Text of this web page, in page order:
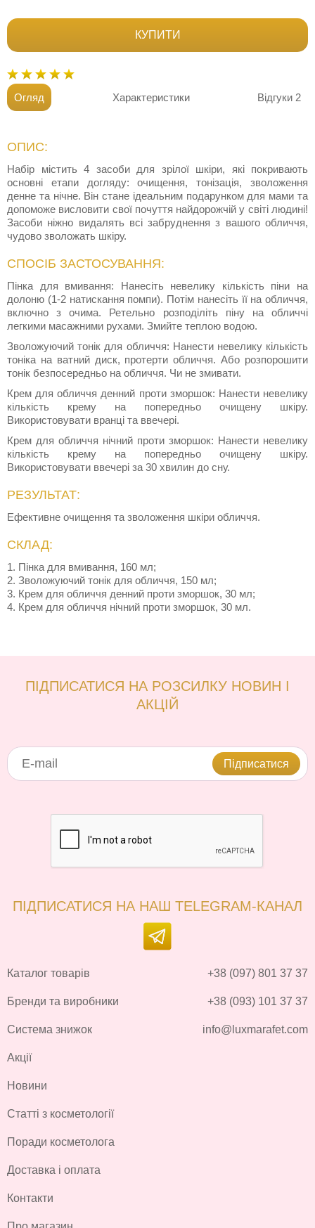
КУПИТИ
Огляд Характеристики Відгуки 2
ОПИС:
Набір містить 4 засоби для зрілої шкіри, які покривають
основні етапи догляду: очищення, тонізація, зволоження
денне та нічне. Він стане ідеальним подарунком для мами та
допоможе висловити свої почуття найдорожчій у світі людині!
Засоби ніжно видалять всі забруднення з вашого обличчя,
чудово зволожать шкіру.
СПОСІБ ЗАСТОСУВАННЯ:
Пінка для вмивання: Нанесіть невелику кількість піни на
долоню (1-2 натискання помпи). Потім нанесіть її на обличчя,
включно з очима. Ретельно розподіліть піну на обличчі
легкими масажними рухами. Змийте теплою водою.
Зволожуючий тонік для обличчя: Нанести невелику кількість
тоніка на ватний диск, протерти обличчя. Або розпорошити
тонік безпосередньо на обличчя. Чи не змивати.
Крем для обличчя денний проти зморшок: Нанести невелику
кількість крему на попередньо очищену шкіру.
Використовувати вранці та ввечері.
Крем для обличчя нічний проти зморшок: Нанести невелику
кількість крему на попередньо очищену шкіру.
Використовувати ввечері за 30 хвилин до сну.
РЕЗУЛЬТАТ:
Ефективне очищення та зволоження шкіри обличчя.
СКЛАД:
1. Пінка для вмивання, 160 мл;
2. Зволожуючий тонік для обличчя, 150 мл;
3. Крем для обличчя денний проти зморшок, 30 мл;
4. Крем для обличчя нічний проти зморшок, 30 мл.
ПІДПИСАТИСЯ НА РОЗСИЛКУ НОВИН І
АКЦІЙ
Підписатися
ПІДПИСАТИСЯ НА НАШ TELEGRAM-КАНАЛ
Каталог товарів
Бренди та виробники
Система знижок
Акції
Новини
Статті з косметології
Поради косметолога
Доставка і оплата
Контакти
+38 (097) 801 37 37
+38 (093) 101 37 37
info@luxmarafet.com